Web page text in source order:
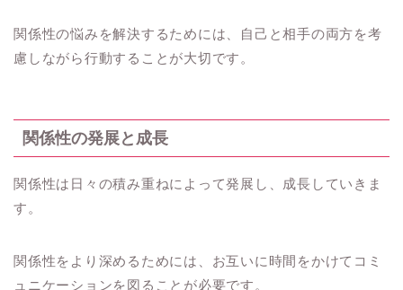
関係性の悩みを解決するためには、自己と相手の両方を考
慮しながら行動することが大切です。
関係性の発展と成長
関係性は日々の積み重ねによって発展し、成長していきま
す。
関係性をより深めるためには、お互いに時間をかけてコミ
ュニケーションを図ることが必要です。